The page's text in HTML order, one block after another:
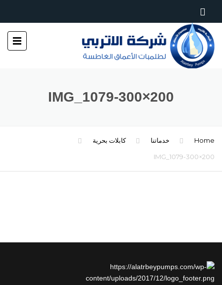
IMG_1079-300×200
Home خدماتنا كابلات بحرية
IMG_1079-300×200